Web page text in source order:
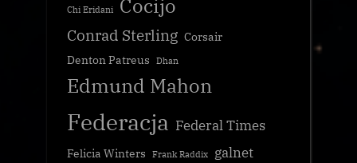
Chi Eridani Cocijo
Conrad Sterling Corsair
Denton Patreus
Dhan
Edmund Mahon
Federacja Federal Times
Felicia Winters Frank Raddix
galnet